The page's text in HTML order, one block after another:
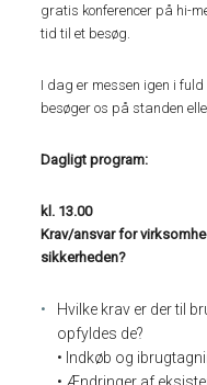
gratis konferencer på hi-
tid til et besøg.
I dag er messen igen i
besøger os på standen
Dagligt program:
kl. 13.00
Krav/ansvar for
sikkerheden?
Hvilke krav er der til
opfyldes de?
• Indkøb og